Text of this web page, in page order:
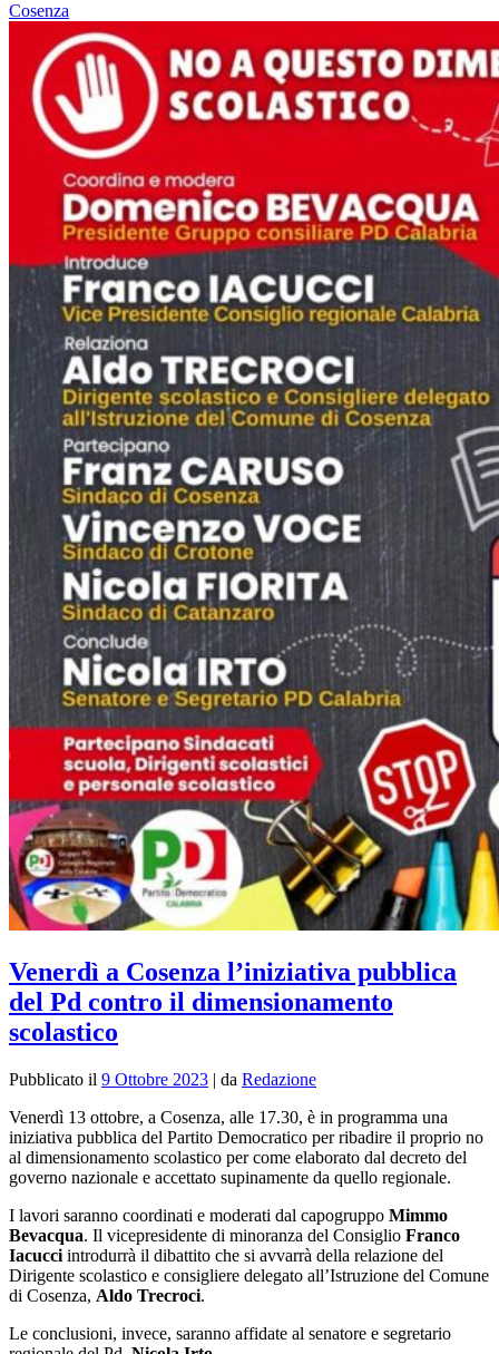
Cosenza
Venerdì a Cosenza l’iniziativa pubblica
del Pd contro il dimensionamento
scolastico
Pubblicato il 9 Ottobre 2023 | da Redazione
Venerdì 13 ottobre, a Cosenza, alle 17.30, è in programma una
iniziativa pubblica del Partito Democratico per ribadire il proprio no
al dimensionamento scolastico per come elaborato dal decreto del
governo nazionale e accettato supinamente da quello regionale.
I lavori saranno coordinati e moderati dal capogruppo Mimmo
Bevacqua. Il vicepresidente di minoranza del Consiglio Franco
Iacucci introdurrà il dibattito che si avvarrà della relazione del
Dirigente scolastico e consigliere delegato all’Istruzione del Comune
di Cosenza, Aldo Trecroci.
Le conclusioni, invece, saranno affidate al senatore e segretario